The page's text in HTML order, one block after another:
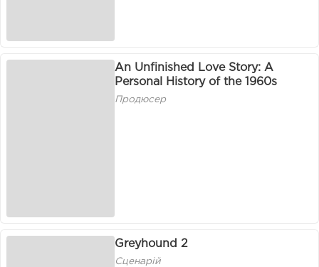
An Unfinished Love Story: A
Personal History of the 1960s
Продюсер
Greyhound 2
Сценарій